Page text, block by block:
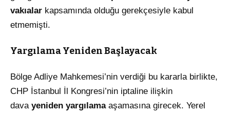
vakıalar kapsamında olduğu gerekçesiyle kabul
etmemişti.
Yargılama Yeniden Başlayacak
Bölge Adliye Mahkemesi’nin verdiği bu kararla birlikte,
CHP İstanbul İl Kongresi’nin iptaline ilişkin
dava yeniden yargılamaaşamasına girecek. Yerel